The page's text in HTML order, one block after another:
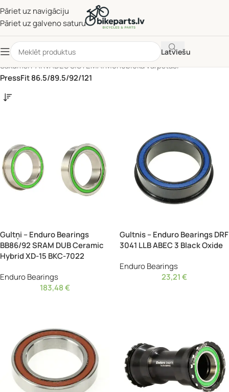
Pāriet uz navigāciju
Pāriet uz galveno saturu
Latviešu
Sākums/PĀRVADES SISTĒMA/Monobloka vārpstas/
PressFit 86.5/89.5/92/121
Gultņi – Enduro Bearings
BB86/92 SRAM DUB Ceramic
Hybrid XD-15 BKC-7022
Enduro Bearings
183,48€
Gultnis – Enduro Bearings DRF
3041 LLB ABEC 3 Black Oxide
Enduro Bearings
23,21€